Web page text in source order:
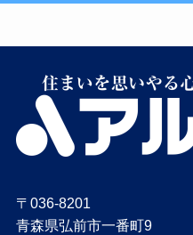
〒036-8201
青森県弘前市一番町9